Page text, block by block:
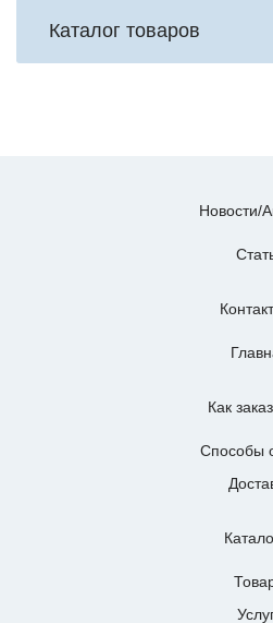
Каталог товаров
Новости/
Как
Способы